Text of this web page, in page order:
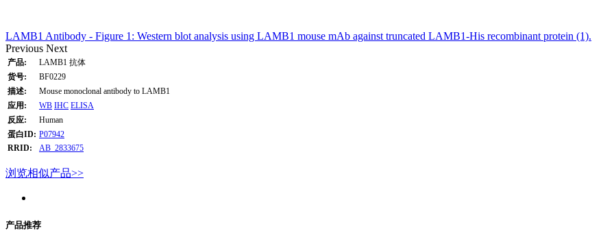
LAMB1 Antibody - Figure 1: Western blot analysis using LAMB1 mouse mAb against truncated LAMB1-His recombinant protein (1).
Previous Next
产品:
LAMB1 抗体
货号:
BF0229
描述:
Mouse monoclonal antibody to LAMB1
应用:
WB IHC ELISA
反应:
Human
蛋白ID: P07942
RRID:
AB_2833675
浏览相似产品>>
产品推荐